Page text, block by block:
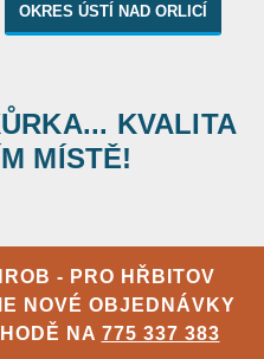
OKRES ÚSTÍ NAD ORLICÍ
KVALITA
MÍSTĚ!
- PRO HŘBITOV
NOVÉ OBJEDNÁVKY
NA 775 337 383